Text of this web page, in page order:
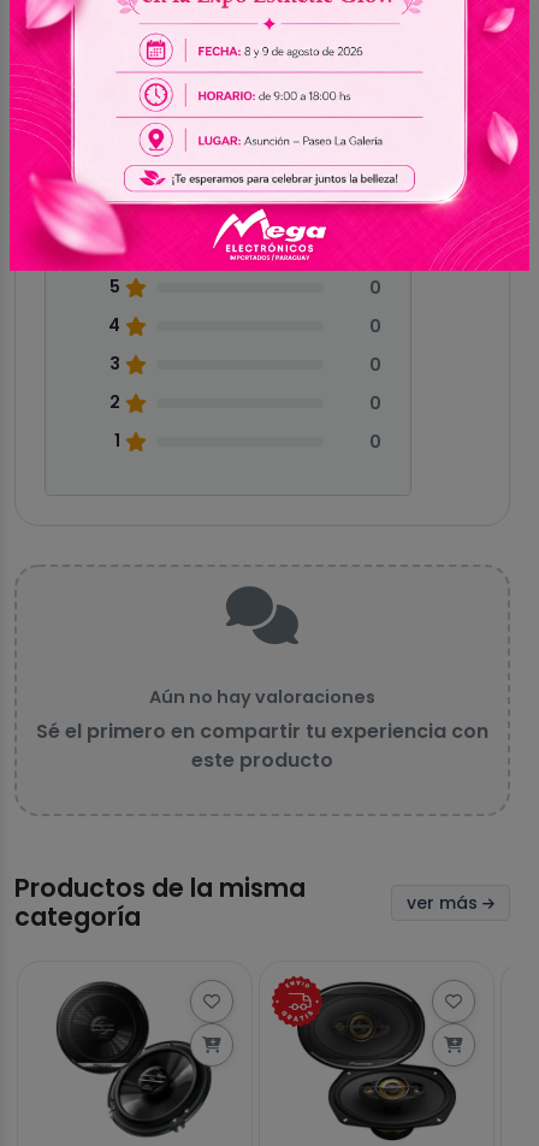
Enviar reseña
0.0
Sin reseñas
5
0
4
0
3
0
2
0
1
0
Aún no hay valoraciones
Sé el primero en compartir tu experiencia con
este producto
Productos de la misma
categoría
ver más